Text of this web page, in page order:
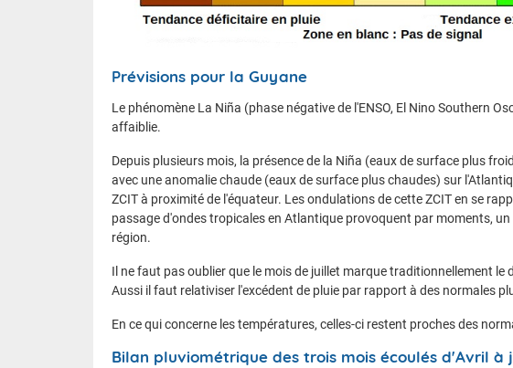
Prévisions pour la Guyane
Le phénomène La Niña (phase négative de l'ENSO, El Nino Southern
affaiblie.
Depuis plusieurs mois, la présence de la Niña (eaux de surface plus
avec une anomalie chaude (eaux de surface plus chaudes) sur
ZCIT à proximité de l'équateur. Les ondulations de cette ZCIT en se
passage d'ondes tropicales en Atlantique provoquent par moments,
région.
Il ne faut pas oublier que le mois de juillet marque traditionnellement le
Aussi il faut relativiser l'excédent de pluie par rapport à des normales
En ce qui concerne les températures, celles-ci restent proches des
Bilan pluviométrique des trois mois écoulés d'Avril à